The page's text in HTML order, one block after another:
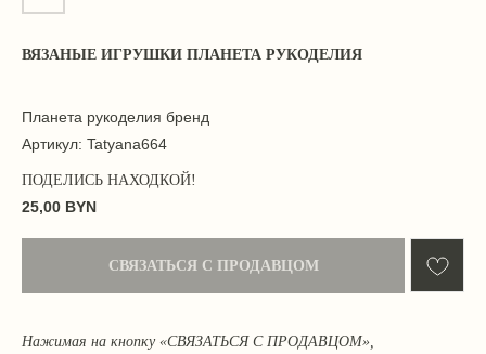
ВЯЗАНЫЕ ИГРУШКИ ПЛАНЕТА РУКОДЕЛИЯ
Планета рукоделия бренд
Артикул: Tatyana664
25,00 BYN
СВЯЗАТЬСЯ С ПРОДАВЦОМ
Нажимая на кнопку «СВЯЗАТЬСЯ С ПРОДАВЦОМ»,